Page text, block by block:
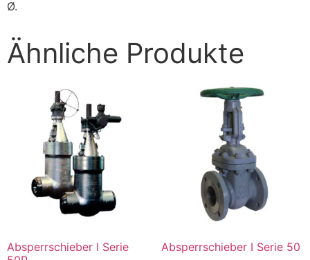
Ø.
Ähnliche Produkte
Absperrschieber I Serie
Absperrschieber I Serie 50